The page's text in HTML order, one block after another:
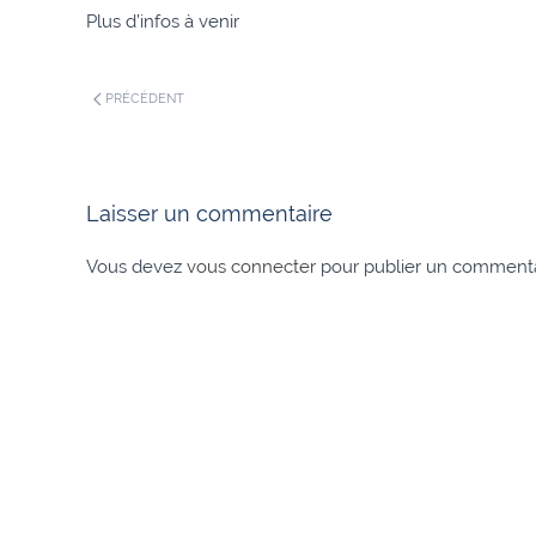
Plus d’infos à venir
PRÉCÉDENT
Laisser un commentaire
Vous devez vous connecter pour publier un